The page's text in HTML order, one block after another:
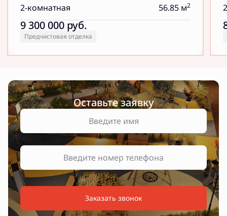
2-комнатная 56.85 м2
9 300 000руб.
Предчистовая отделка
Оставьте заявку
Заказать звонок